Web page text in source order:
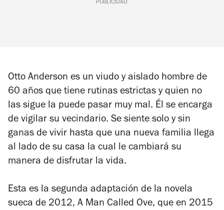
PUBLICIDAD
Otto Anderson es un viudo y aislado hombre de
60 años que tiene rutinas estrictas y quien no
las sigue la puede pasar muy mal. Él se encarga
de vigilar su vecindario. Se siente solo y sin
ganas de vivir hasta que una nueva familia llega
al lado de su casa la cual le cambiará su
manera de disfrutar la vida.
Esta es la segunda adaptación de la novela
sueca de 2012, A Man Called Ove, que en 2015